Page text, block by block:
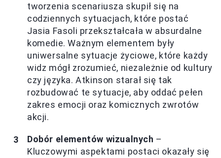
tworzenia scenariusza skupił się na
codziennych sytuacjach, które postać
Jasia Fasoli przekształcała w absurdalne
komedie. Ważnym elementem były
uniwersalne sytuacje życiowe, które każdy
widz mógł zrozumieć, niezależnie od kultury
czy języka. Atkinson starał się tak
rozbudować te sytuacje, aby oddać pełen
zakres emocji oraz komicznych zwrotów
akcji.
Dobór elementów wizualnych –
Kluczowymi aspektami postaci okazały się